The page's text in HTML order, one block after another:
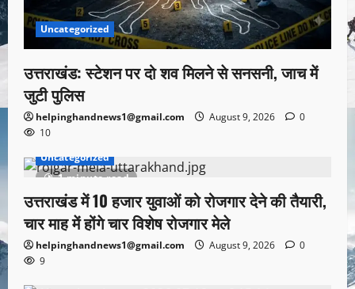
Uncategorized
उत्तराखंड: स्टेशन पर दो शव मिलने से सनसनी, जाच में
जुटी पुलिस
helpinghandnews1@gmail.com August 9, 2026
0
10
1 minute read
Uncategorized
उत्तराखंड में 10 हजार युवाओं को रोजगार देने की तैयारी,
चार माह में होंगे चार विशेष रोजगार मेले
helpinghandnews1@gmail.com August 9, 2026
0
9